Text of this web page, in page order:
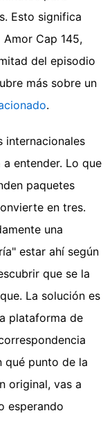
Esto significa
Cap 145,
del episodio
más sobre un
.
internacionales
entender. Lo que
paquetes
en tres.
una
estar ahí según
que se la
La solución es
plataforma de
qué punto de la
original, vas a
esperando